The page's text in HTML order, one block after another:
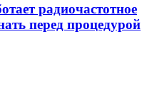
радиочастотное
перед процедурой